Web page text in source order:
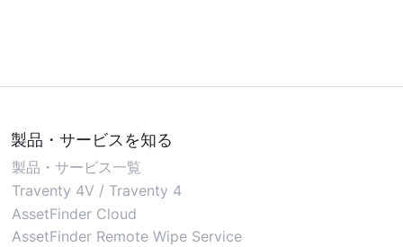
製品・サービスを知る
製品・サービス一覧
Traventy 4V / Traventy 4
AssetFinder Cloud
AssetFinder Remote Wipe Service